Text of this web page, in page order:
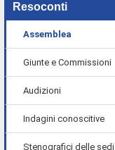
Resoconti
Assemblea
Giunte e Commissioni
Audizioni
Indagini conoscitive
Stenografici delle sedi